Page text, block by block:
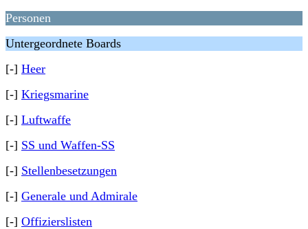
Personen
Untergeordnete Boards
[-] Heer
[-] Kriegsmarine
[-] Luftwaffe
[-] SS und Waffen-SS
[-] Stellenbesetzungen
[-] Generale und Admirale
[-] Offizierslisten